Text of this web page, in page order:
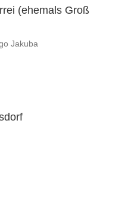
(ehemals Groß
Jakuba